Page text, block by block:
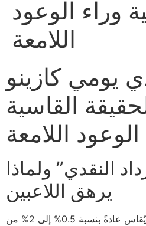
وراء الوعود
اللامعة
يومي كازينو
القاسية
اللامعة
النقدي” ولماذا
يرهق اللاعبين
الاسترداد النقدي اليومي يُقاس عادةً بنسبة 0.5% إلى 2% من